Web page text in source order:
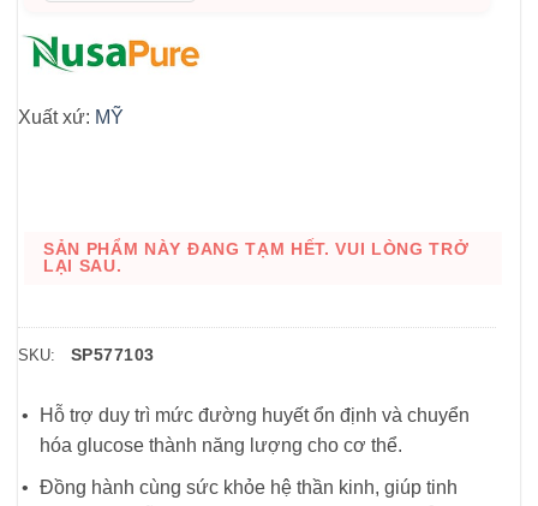
Xuất xứ: MỸ
SẢN PHẨM NÀY ĐANG TẠM HẾT. VUI LÒNG TRỞ
LẠI SAU.
SKU: SP577103
Hỗ trợ duy trì mức đường huyết ổn định và chuyển
hóa glucose thành năng lượng cho cơ thể.
Đồng hành cùng sức khỏe hệ thần kinh, giúp tinh